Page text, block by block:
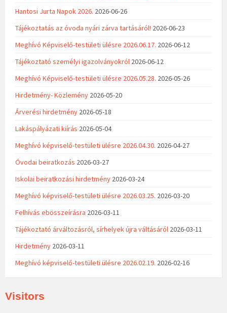
Hantosi Jurta Napok 2026. 2026-06-26
Tájékoztatás az óvoda nyári zárva tartásáról! 2026-06-23
Meghívó Képviselő-testületi ülésre 2026.06.17. 2026-06-12
Tájékoztató személyi igazolványokról 2026-06-12
Meghívó Képviselő-testületi ülésre 2026.05.28. 2026-05-26
Hirdetmény- Közlemény 2026-05-20
Árverési hirdetmény 2026-05-18
Lakáspályázati kiírás 2026-05-04
Meghívó képviselő-testületi ülésre 2026.04.30. 2026-04-27
Óvodai beiratkozás 2026-03-27
Iskolai beiratkozási hirdetmény 2026-03-24
Meghívó képviselő-testületi ülésre 2026.03.25. 2026-03-20
Felhívás ebösszeírásra 2026-03-11
Tájékoztató árváltozásról, sírhelyek újra váltásáról 2026-03-11
Hirdetmény 2026-03-11
Meghívó képviselő-testületi ülésre 2026.02.19. 2026-02-16
Visitors